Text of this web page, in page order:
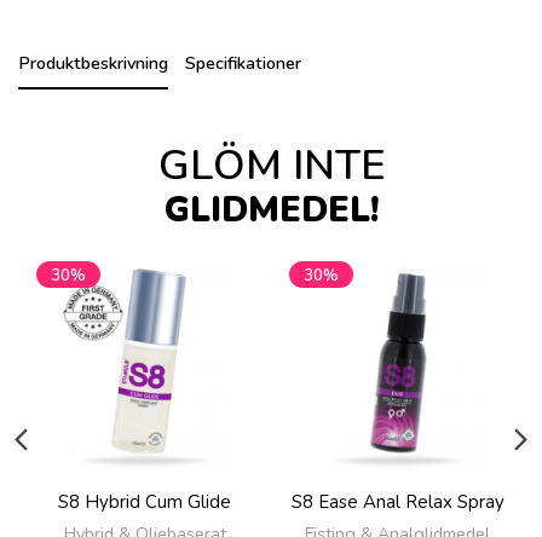
Produktbeskrivning Specifikationer
GLÖM INTE
GLIDMEDEL!
30%
S8 Hybrid Cum Glide
30%
S8 Ease Anal Relax Spray